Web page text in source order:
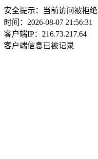
安全提示：当前访问被拒绝
时间：2026-08-07 21:56:31
客户端IP：216.73.217.64
客户端信息已被记录